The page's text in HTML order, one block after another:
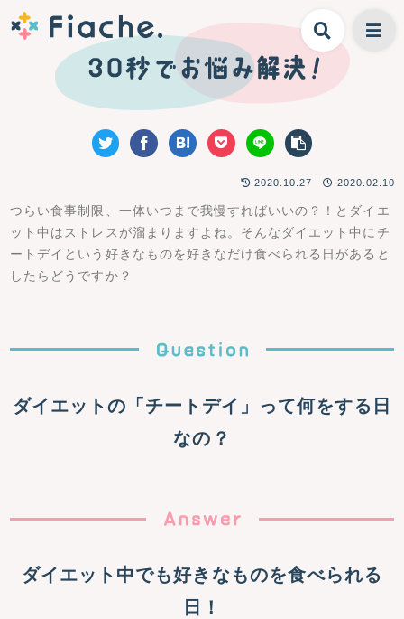
2020.10.27 2020.02.10
つらい食事制限、一体いつまで我慢すればいいの？！とダイエ
ット中はストレスが溜まりますよね。そんなダイエット中にチ
ートデイという好きなものを好きなだけ食べられる日があると
したらどうですか？
ダイエットの「チートデイ」って何をする日
なの？
ダイエット中でも好きなものを食べられる
日！